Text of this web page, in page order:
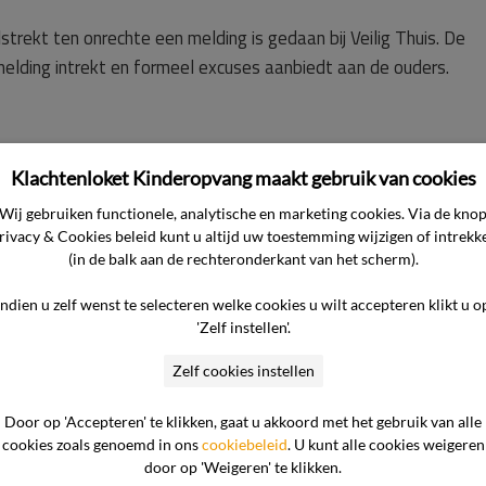
ten onrechte een melding is gedaan bij Veilig Thuis. De
intrekt en formeel excuses aanbiedt aan de ouders.
de commissie naar de overgelegde stukken. In de kern komt
van de consument een aantal dagen per week naar het
2019 ging [NAAM ZOON] naar de BSO. Al jaren maken
de gezondheid, veiligheid en verzorging van [NAAM ZOON].
ontwikkeling, at aanvankelijk geen vast voedsel, had
en zijn algehele hygiëne was slecht. De
ZOON] meermaals met de ouders gedeeld waarna het
Klachtenloket Kinderopvang maakt gebruik van cookies
Wij gebruiken functionele, analytische en marketing cookies. Via de knop
& Cookies beleid kunt u altijd uw toestemming wijzigen of
(in de balk aan de rechteronderkant van het scherm).
u zelf wenst te selecteren welke cookies u wilt accepteren klikt u
'Zelf instellen'.
Zelf cookies instellen
Door op 'Accepteren' te klikken, gaat u akkoord met het gebruik van alle
cookies zoals genoemd in onscookiebeleid. U kunt alle cookies weigeren
door op 'Weigeren' te klikken.